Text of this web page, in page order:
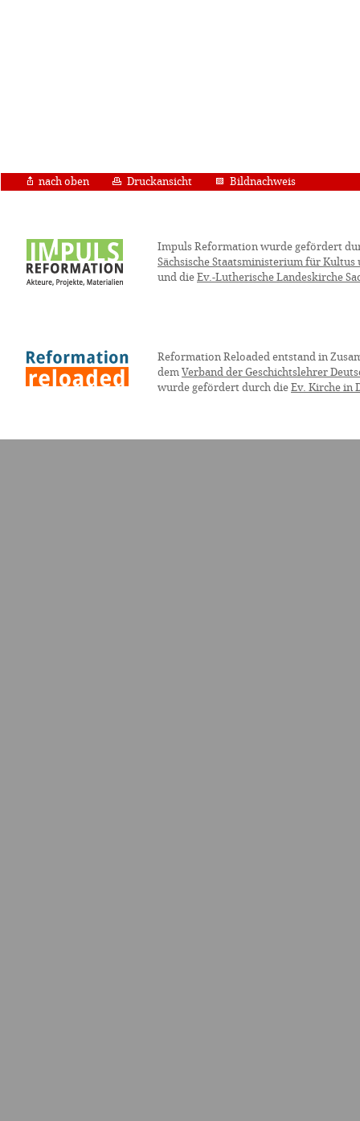
nach oben Druckansicht Bildnachweis
Impuls Reformation wurde gefördert
Sächsische Staatsministerium für Kultus
und die Ev.-Lutherische Landeskirche
Reformation Reloaded entstand in
dem Verband der Geschichtslehrer
wurde gefördert durch die Ev. Kirche in